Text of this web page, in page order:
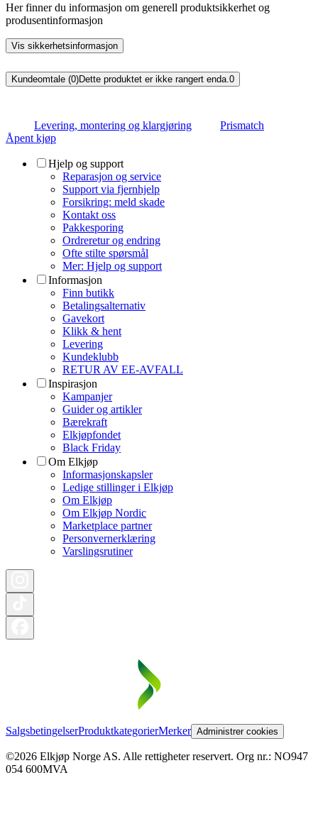
Her finner du informasjon om generell produktsikkerhet og
produsentinformasjon
Vis sikkerhetsinformasjon
Kundeomtale (0)Dette produktet er ikke rangert enda. 0
Levering, montering og klargjøring
Prismatch
Åpent kjøp
Hjelp og support
Reparasjon og service
Support via fjernhjelp
Forsikring: meld skade
Kontakt oss
Pakkesporing
Ordreretur og endring
Ofte stilte spørsmål
Mer: Hjelp og support
Informasjon
Finn butikk
Betalingsalternativ
Gavekort
Klikk & hent
Levering
Kundeklubb
RETUR AV EE-AVFALL
Inspirasjon
Kampanjer
Guider og artikler
Bærekraft
Elkjøpfondet
Black Friday
Om Elkjøp
Informasjonskapsler
Ledige stillinger i Elkjøp
Om Elkjøp
Om Elkjøp Nordic
Marketplace partner
Personvernerklæring
Varslingsrutiner
SalgsbetingelserProduktkategorierMerker Administrer cookies
©2026 Elkjøp Norge AS. Alle rettigheter reservert. Org nr.: NO947
054 600MVA